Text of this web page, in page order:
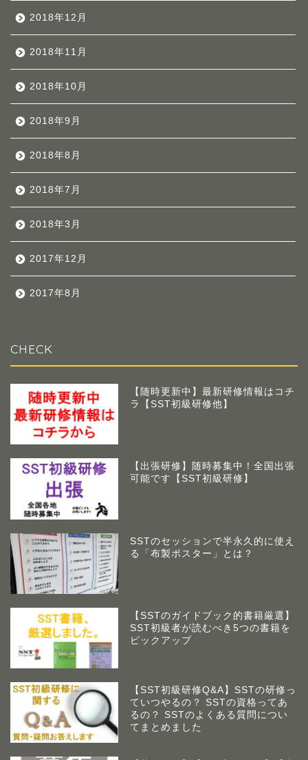
2018年12月
2018年11月
2018年10月
2018年9月
2018年8月
2018年7月
2018年3月
2017年12月
2017年8月
CHECK
【随時更新中】最新研修情報はコチ
ラ【SST初級研修他】
【出張研修】随時募集中！全国出張
可能です【SST初級研修】
SSTのセッションで半永久的に使え
る「布製ポスター」とは？
【SSTのガイドブック的書籍厳選】
SST初級者が読むべき5つの書籍を
ピックアップ
【SST初級研修Q&A】SSTの研修っ
ていつやるの？ SSTの資格ってあ
るの？ SSTのよくある質問につい
てまとめました
アームズラボとは